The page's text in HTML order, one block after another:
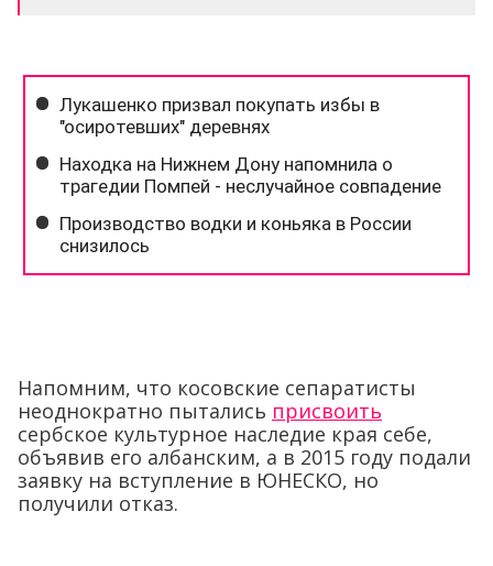
Напомним, что косовские сепаратисты
неоднократно пытались присвоить
сербское культурное наследие края себе,
объявив его албанским, а в 2015 году подали
заявку на вступление в ЮНЕСКО, но
получили отказ.